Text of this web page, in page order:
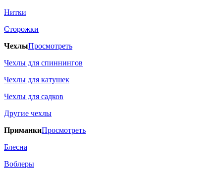
Нитки
Сторожки
ЧехлыПросмотреть
Чехлы для спиннингов
Чехлы для катушек
Чехлы для садков
Другие чехлы
ПриманкиПросмотреть
Блесна
Воблеры